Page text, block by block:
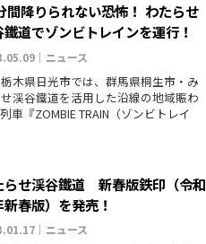
間降りられない恐怖！ わたらせ
鐵道でゾンビトレインを運行！
｜ニュース
木県日光市では、群馬県桐生市・み
渓谷鐵道を活用した沿線の地域賑わ
車『ZOMBIE TRAIN（ゾンビトレイ
らせ渓谷鐵道 新春版鉄印（令和
新春版）を発売！
｜ニュース